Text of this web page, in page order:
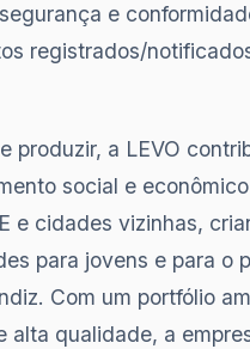
e
registrados/
produzir, a LEVO
social e
e cidades vizinhas,
para jovens e para o
Com um portfólio
alta qualidade, a